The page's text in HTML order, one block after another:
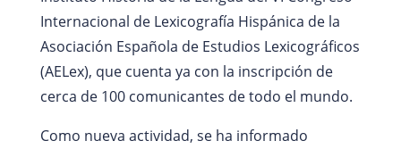
Internacional de Lexicografía Hispánica de la
Asociación Española de Estudios Lexicográficos
(AELex), que cuenta ya con la inscripción de
cerca de 100 comunicantes de todo el mundo.
Como nueva actividad, se ha informado